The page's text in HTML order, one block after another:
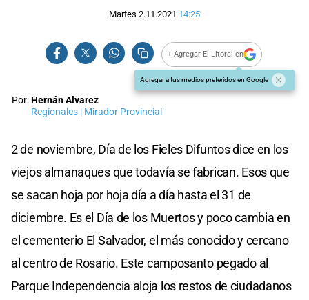
Martes 2.11.2021 14:25
+ Agregar El Litoral en
Agregar a tus medios preferidos en Google
Por:Hernán Alvarez
Regionales | Mirador Provincial
2 de noviembre, Día de los Fieles Difuntos dice en los
viejos almanaques que todavía se fabrican. Esos que
se sacan hoja por hoja día a día hasta el 31 de
diciembre. Es el Día de los Muertos y poco cambia en
el cementerio El Salvador, el más conocido y cercano
al centro de Rosario. Este camposanto pegado al
Parque Independencia aloja los restos de ciudadanos